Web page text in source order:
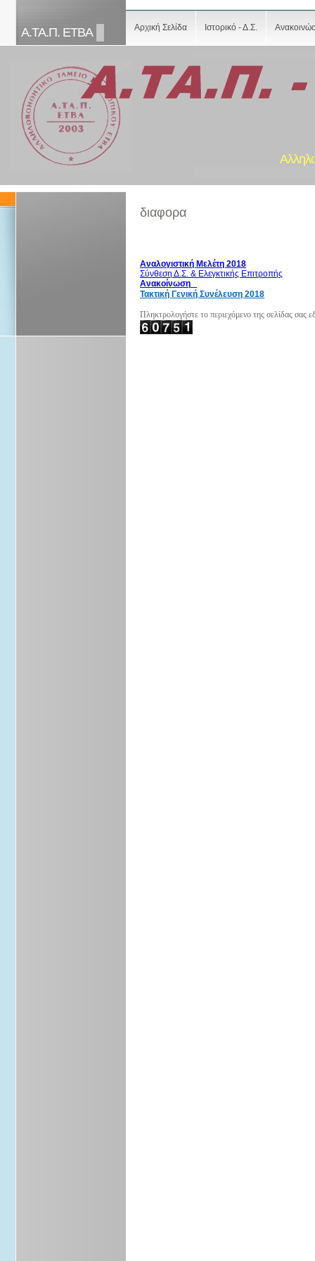
Α.ΤΑ.Π. ΕΤΒΑ Αρχική Σελίδα Ιστορικό - Δ.Σ.
διαφορα
Αναλογιστική Μελέτη 2018
Σύνθεση Δ.Σ. & Ελεγκτικής Επιτροπής
Ανακοίνωση
Τακτική Γενική Συνέλευση 2018
Πληκτρολογήστε το περιεχόμενο της σελίδας σας